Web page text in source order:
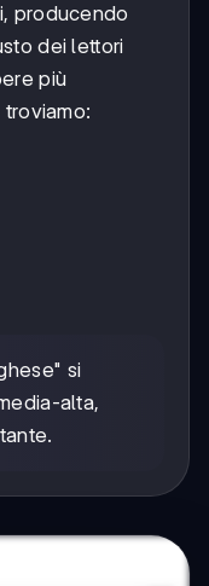
producendo
dei lettori
più
si
alta,